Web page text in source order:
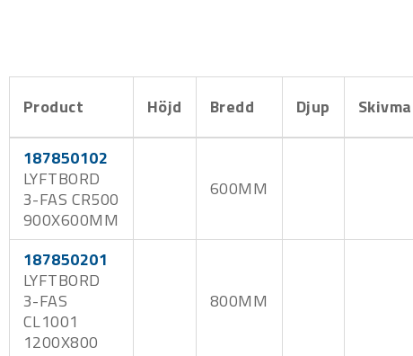
Product Höjd Bredd Djup
187850102
LYFTBORD
3-FAS CR500
900X600MM
600MM
187850201
LYFTBORD
3-FAS
CL1001
1200X800
800MM